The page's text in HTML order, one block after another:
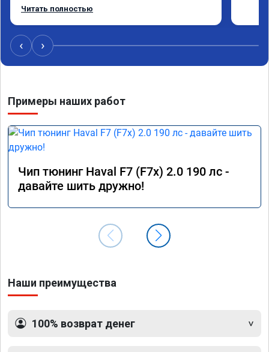
Читал что в Австралии при покупке этих
машин сразу делают чип тюнинг, чтобы не
было провалов.
результаты должны быть еще лучше)
Читать полностью
‹ ›
Примеры наших работ
Чип тюнинг Haval F7 (F7x) 2.0 190 лс -
давайте шить дружно!
Наши преимущества
100% возврат денег